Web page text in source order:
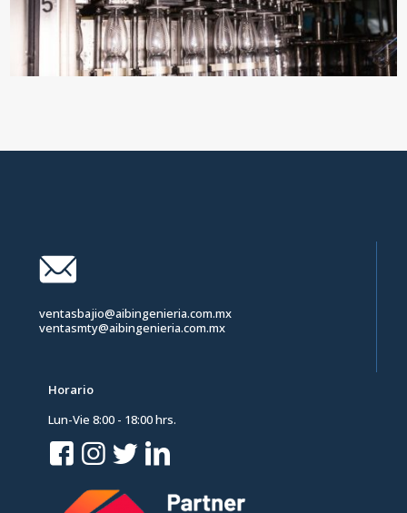
ventasbajio@aibingenieria.com.mx
ventasmty@aibingenieria.com.mx
Horario
Lun-Vie 8:00 - 18:00 hrs.